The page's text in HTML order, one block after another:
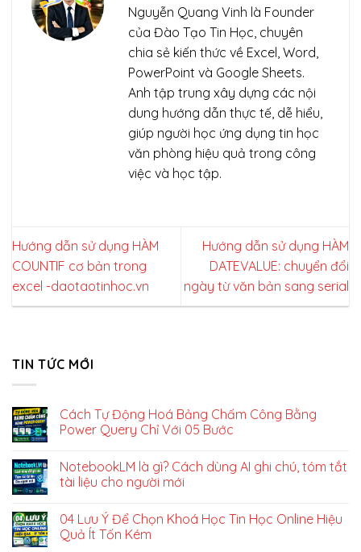
Nguyễn Quang Vinh là Founder
của Đào Tạo Tin Học, chuyên
chia sẻ kiến thức về Excel, Word,
PowerPoint và Google Sheets.
Anh tập trung xây dựng các nội
dung hướng dẫn thực tế, dễ hiểu,
giúp người học ứng dụng tin học
văn phòng hiệu quả trong công
việc và học tập.
Hướng dẫn sử dụng HÀM
COUNTIF cơ bản trong
excel -daotaotinhoc.vn
Hướng dẫn sử dụng HÀM
DATEVALUE: chuyển đổi
ngày từ văn bản sang serial
TIN TỨC MỚI
Cách Tự Động Hoá Bảng Chấm Công Bằng
Power Query Chỉ Với 05 Bước
NotebookLM là gì? Cách dùng AI ghi chú, tóm tắt
tài liệu cho người mới
04 Lưu Ý Để Chọn Khoá Học Tin Học Online Hiệu
Quả Ít Tốn Kém